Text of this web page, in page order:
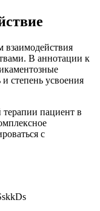
взаимодействия
В аннотации к
степень усвоения
пациент в
с